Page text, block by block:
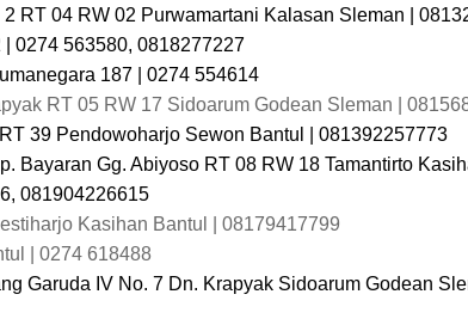
2 RT 04 RW 02 Purwamartani Kalasan Sleman |
| 0274 563580, 0818277227
187 | 0274 554614
RT 05 RW 17 Sidoarum Godean Sleman |
39 Pendowoharjo Sewon Bantul | 081392257773
Bayaran Gg. Abiyoso RT 08 RW 18 Tamantirto
081904226615
Kasihan Bantul | 08179417799
| 0274 618488
Garuda IV No. 7 Dn. Krapyak Sidoarum Godean